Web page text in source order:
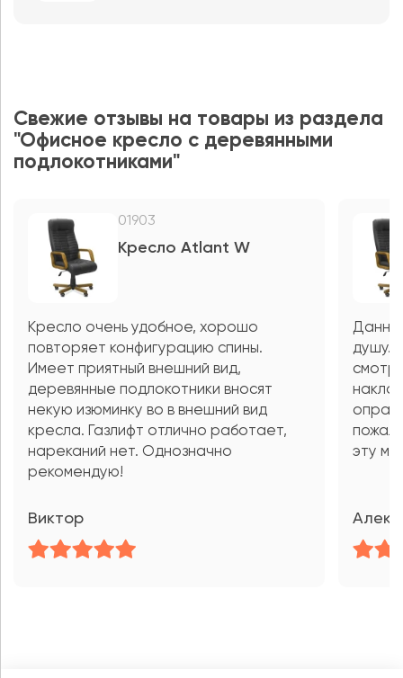
Свежие отзывы на товары из раздела
"Офисное кресло с деревянными
подлокотниками"
01903
Кресло Atlant W
Кресло очень удобное, хорошо
повторяет конфигурацию спины.
Имеет приятный внешний вид,
деревянные подлокотники вносят
некую изюминку во в внешний вид
кресла. Газлифт отлично работает,
нареканий нет. Однозначно
рекомендую!
Виктор
душу.
эту